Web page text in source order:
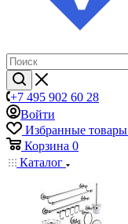
+7 495 902 60 28
Войти
Избранные товары
Корзина 0
Каталог